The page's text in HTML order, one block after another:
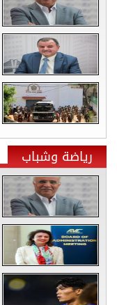
رياضة وشباب